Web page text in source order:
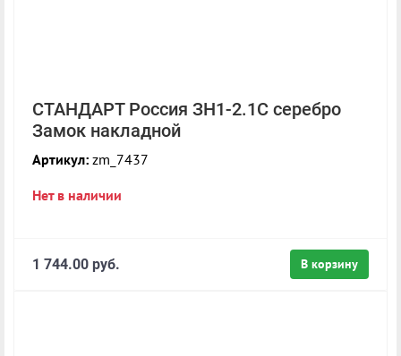
СТАНДАРТ Россия ЗН1-2.1С серебро
Замок накладной
Артикул: zm_7437
Нет в наличии
В корзину
1 744.00 руб.